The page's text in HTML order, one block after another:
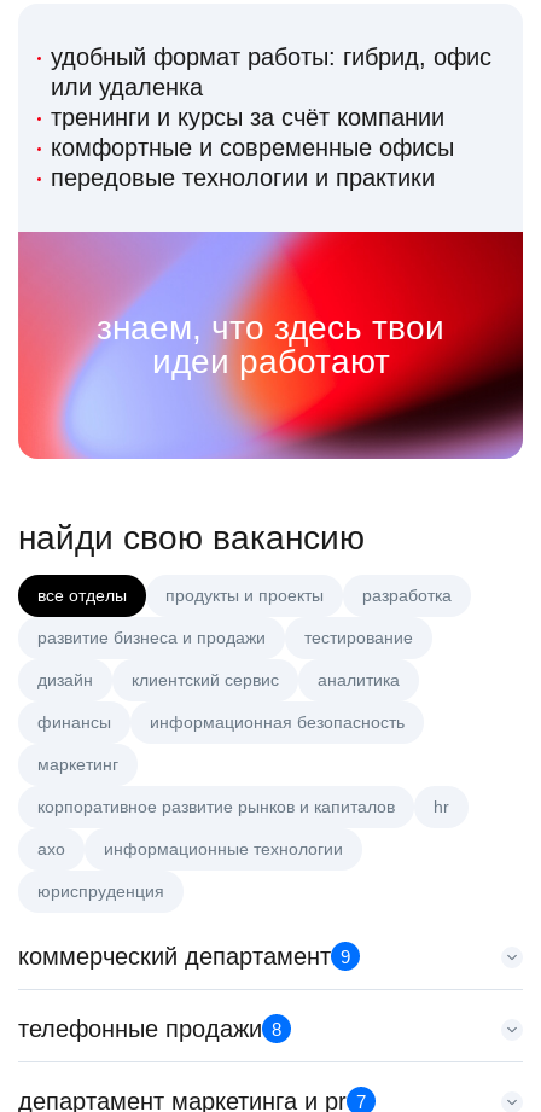
удобный формат работы: гибрид, офис
или удаленка
тренинги и курсы за счёт компании
комфортные и современные офисы
передовые технологии и практики
знаем, что здесь твои
идеи работают
найди свою вакансию
все отделы продукты и проекты разработка
развитие бизнеса и продажи тестирование
дизайн клиентский сервис аналитика
финансы информационная безопасность
маркетинг
корпоративное развитие рынков и капиталов hr
axo информационные технологии
юриспруденция
коммерческий департамент 9
Key Account Manager (EdTech)
HeadHunter::Коммерческий департамент
150000 ₽
телефонные продажи 8
департамент маркетинга и pr 7